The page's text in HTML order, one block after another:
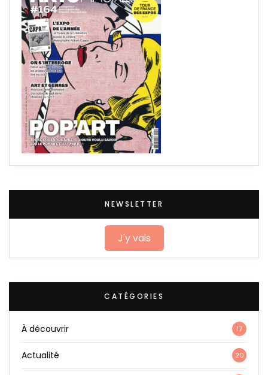
NEWSLETTER
J'y vais
CATÉGORIES
À découvrir 17
Actualité 20